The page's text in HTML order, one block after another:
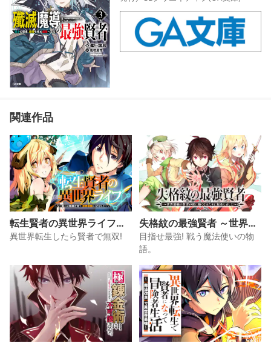
関連作品
転生賢者の異世界ライフ～
第二の職業を得て、世界最
強になりました～
異世界転生したら賢者で無双!
失格紋の最強賢者 ～世界最
強の賢者が更に強くなるた
めに転生しました～
目指せ最強! 戦う魔法使いの物
語。